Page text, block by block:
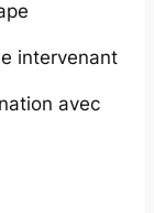
intervenant
avec